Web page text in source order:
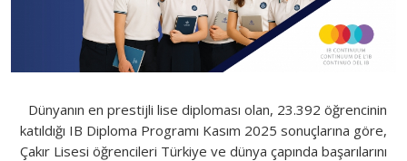
Dünyanın en prestijli lise diploması olan, 23.392 öğrencinin
katıldığı IB Diploma Programı Kasım 2025 sonuçlarına göre,
Çakır Lisesi öğrencileri Türkiye ve dünya çapında başarılarını